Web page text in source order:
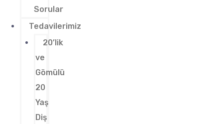
Sorular
Tedavilerimiz
20’lik
ve
Gömülü
20
Yaş
Diş